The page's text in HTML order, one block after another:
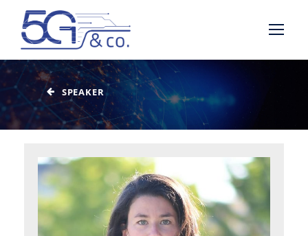
SPEAKER